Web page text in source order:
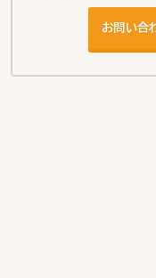
お問い合